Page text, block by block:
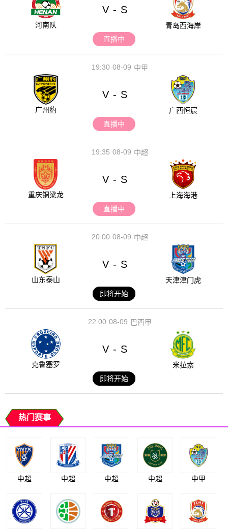
河南队
V - S
青岛西海岸
直播中
08-09
19:30 中甲
广州豹
V - S
广西恒宸
直播中
08-09
19:35 中超
重庆铜梁龙
V - S
上海海港
直播中
08-09
20:00 中超
山东泰山
V - S
天津津门虎
即将开始
08-09
22:00 巴西甲
克鲁塞罗
V - S
米拉索
即将开始
热门赛事
中超 中超 中超 中超 中甲